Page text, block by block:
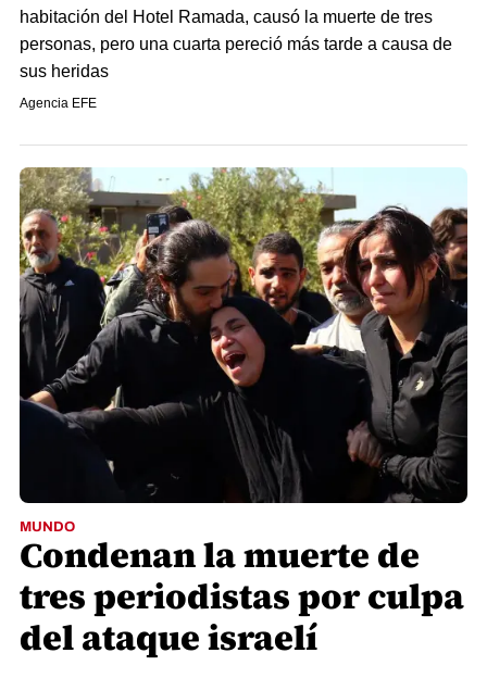
habitación del Hotel Ramada, causó la muerte de tres
personas, pero una cuarta pereció más tarde a causa de
sus heridas
Agencia EFE
MUNDO
Condenan la muerte de
tres periodistas por culpa
del ataque israelí